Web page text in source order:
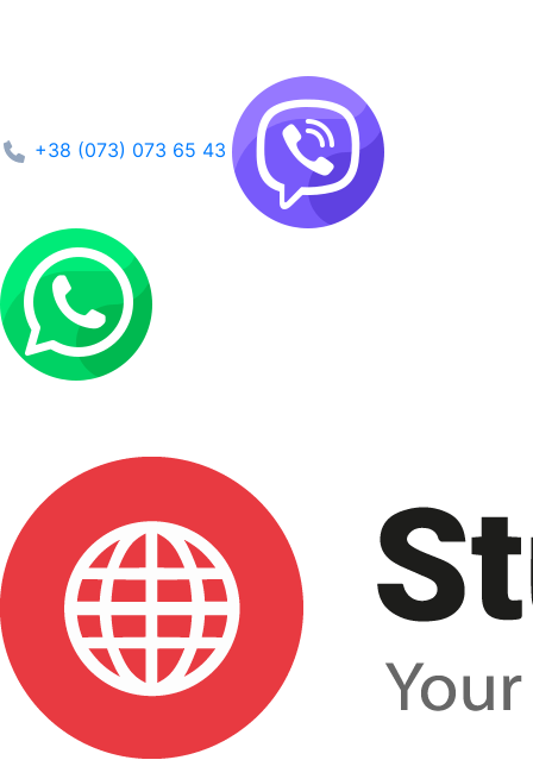
+38 (073) 073 65 43